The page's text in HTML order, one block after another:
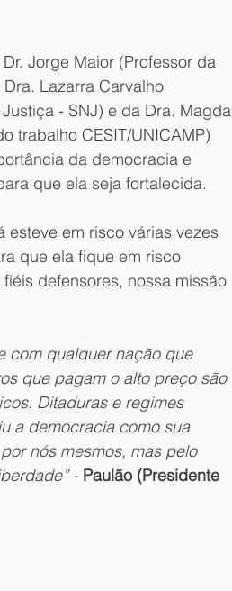
Jorge Maior (Professor da
Lazarra Carvalho
- SNJ) e da Dra. Magda
trabalho CESIT/UNICAMP)
da democracia e
que ela seja fortalecida.
em risco várias vezes
que ela fique em risco
defensores, nossa missão
com qualquer nação que
que pagam o alto preço são
Ditaduras e regimes
a democracia como sua
nós mesmos, mas pelo
- Paulão (Presidente